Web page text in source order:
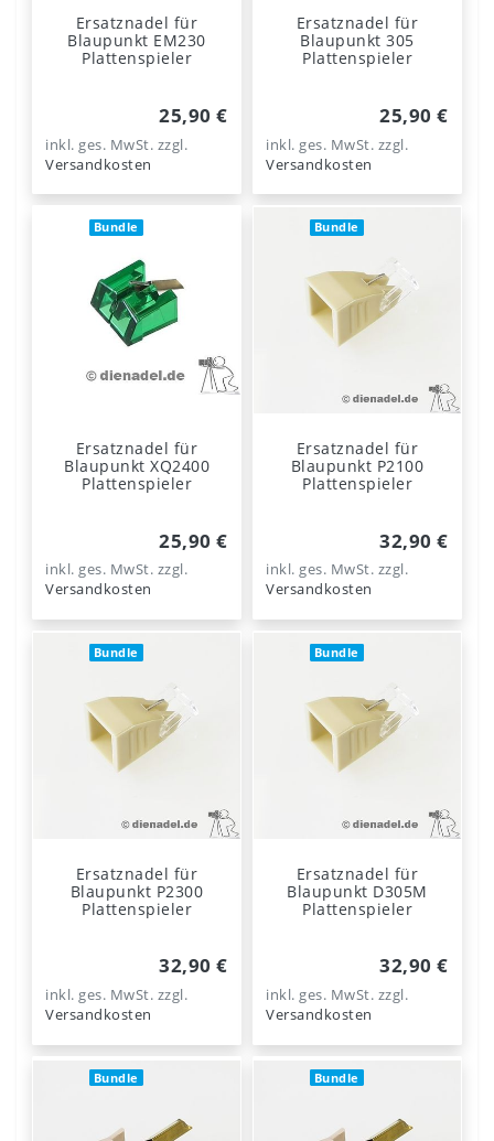
Ersatznadel für
Blaupunkt EM230
Plattenspieler
25,90 €
inkl. ges. MwSt. zzgl.
Versandkosten
Ersatznadel für
Blaupunkt 305
Plattenspieler
25,90 €
inkl. ges. MwSt. zzgl.
Versandkosten
Bundle
Ersatznadel für
Blaupunkt XQ2400
Plattenspieler
25,90 €
inkl. ges. MwSt. zzgl.
Versandkosten
Bundle
Ersatznadel für
Blaupunkt P2100
Plattenspieler
32,90 €
inkl. ges. MwSt. zzgl.
Versandkosten
Bundle
Ersatznadel für
Blaupunkt P2300
Plattenspieler
32,90 €
inkl. ges. MwSt. zzgl.
Versandkosten
Bundle
Ersatznadel für
Blaupunkt D305M
Plattenspieler
32,90 €
inkl. ges. MwSt. zzgl.
Versandkosten
Bundle Bundle